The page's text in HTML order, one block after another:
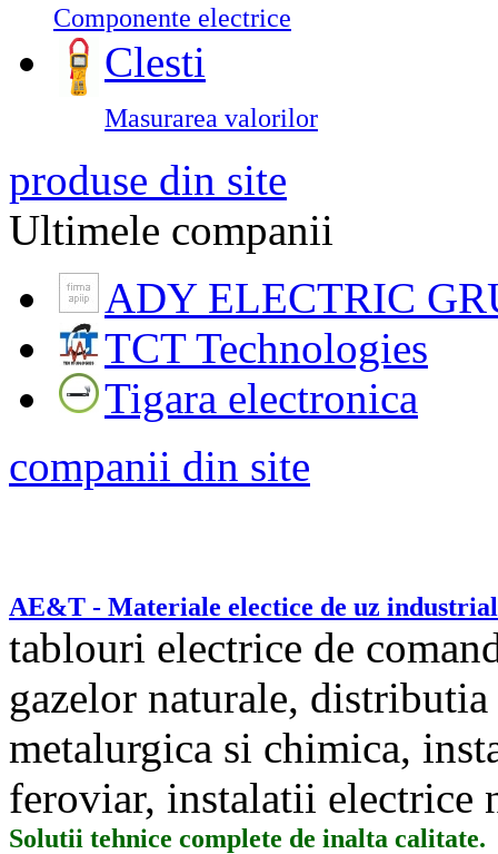
Componente electrice
Clesti
Masurarea valorilor
produse din site
Ultimele companii
ADY ELECTRIC
TCT Technologies
Tigara electronica
companii din site
AE&T - Materiale electice de uz industrial
tablouri electrice de
gazelor naturale,
metalurgica si chimica,
feroviar, instalatii electrice
Solutii tehnice complete de inalta calitate.